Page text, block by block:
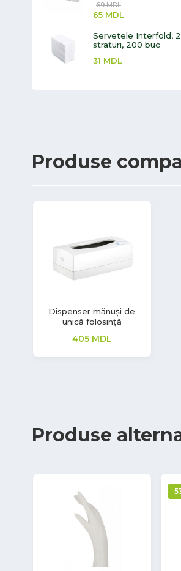
69MDL
65 MDL
Servetele Interfold, 2
straturi, 200 buc
31 MDL
Produse
Dispenser mănuși de
unică folosință
405 MDL
Produse